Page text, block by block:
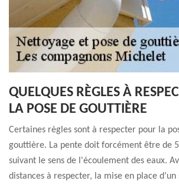
QUELQUES RÈGLES À
LA POSE DE GOUTTIÈRE
Certaines règles sont à respecter pour la
gouttière. La pente doit forcément être de
suivant le sens de l'écoulement des eaux.
distances à respecter, la mise en place d’un